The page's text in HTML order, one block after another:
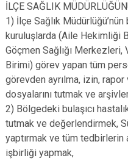
İLÇE SAĞLIK
1) İlçe Sağlık
kuruluşlarda (Aile Hekimliği
Göçmen Sağlığı
Birimi) görev yapan tüm
görevden ayrılma, izin,
dosyalarını tutmak ve
2) Bölgedeki bulaşıcı
tutmak ve değerlendirmek,
yaptırmak ve tüm tedbirlerin
işbirliği yapmak,